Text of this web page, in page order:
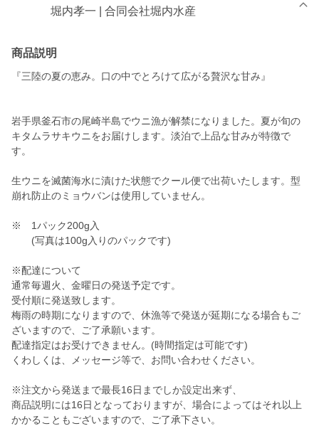
堀内孝一 | 合同会社堀内水産
商品説明
『三陸の夏の恵み。口の中でとろけて広がる贅沢な甘み』
岩手県釜石市の尾崎半島でウニ漁が解禁になりました。夏が旬の
キタムラサキウニをお届けします。淡泊で上品な甘みが特徴で
す。
生ウニを滅菌海水に漬けた状態でクール便で出荷いたします。型
崩れ防止のミョウバンは使用していません。
※ 1パック200g入
(写真は100g入りのパックです)
※配達について
通常毎週火、金曜日の発送予定です。
受付順に発送致します。
梅雨の時期になりますので、休漁等で発送が延期になる場合もご
ざいますので、ご了承願います。
配達指定はお受けできません。(時間指定は可能です)
くわしくは、メッセージ等で、お問い合わせください。
※注文から発送まで最長16日までしか設定出来ず、
商品説明には16日となっておりますが、場合によってはそれ以上
かかることもございますので、ご了承下さい。